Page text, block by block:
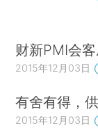
财新PMI会
2015年12月03日
有舍有得，
2015年12月03日